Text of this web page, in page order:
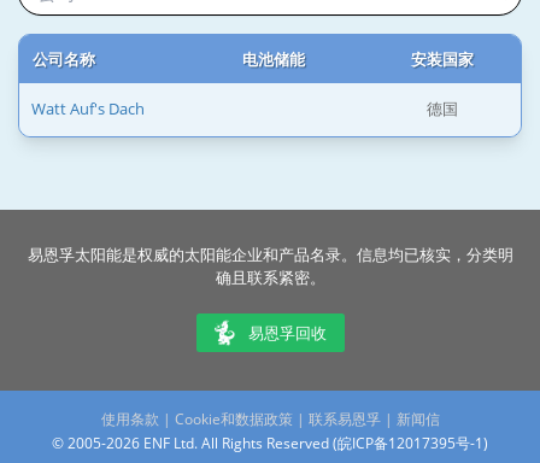
公司名称 电池储能 安装国家
Watt Auf's Dach 德国
易恩孚太阳能是权威的太阳能企业和产品名录。信息均已核实，分类明
确且联系紧密。
易恩孚回收
使用条款 | Cookie和数据政策| 联系易恩孚 | 新闻信
© 2005-2026 ENF Ltd. All Rights Reserved (皖ICP备12017395号-1)